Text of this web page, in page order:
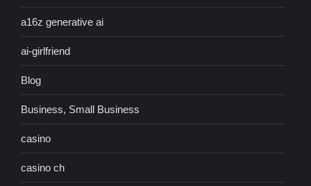
a16z generative ai
ai-girlfriend
Blog
Business, Small Business
casino
casino ch